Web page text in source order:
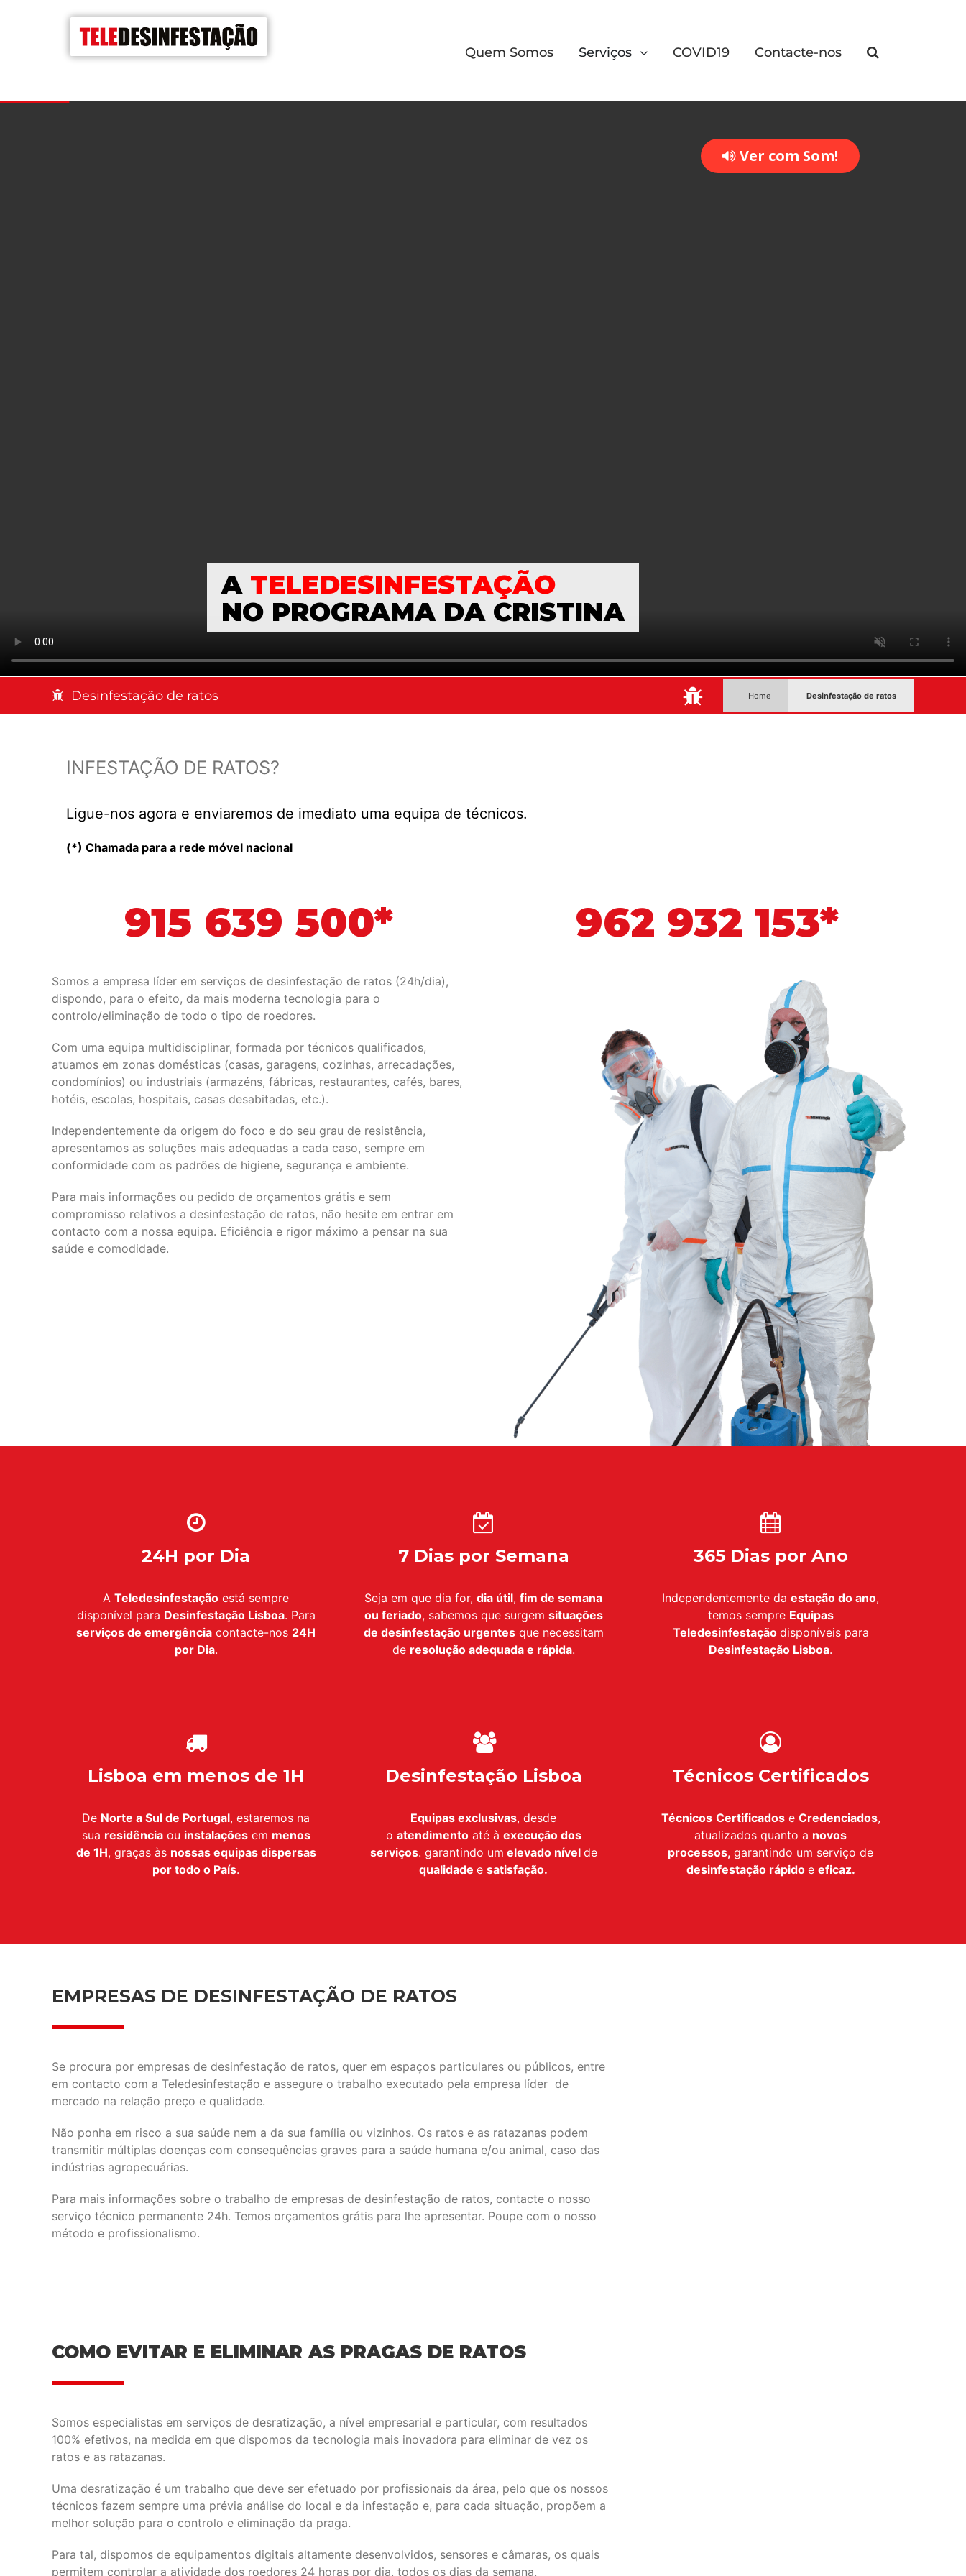
Quem Somos Serviços COVID19 Contacte-nos
A TELEDESINFESTAÇÃO
NO PROGRAMA DA CRISTINA
Ver com Som!
Desinfestação de ratos : Home Desinfestação de ratos
INFESTAÇÃO DE RATOS?
Ligue-nos agora e enviaremos de imediato uma equipa de técnicos.
(*) Chamada para a rede móvel nacional
915 639 500* 962 932 153*
Somos a empresa líder em serviços de desinfestação de ratos (24h/dia),
dispondo, para o efeito, da mais moderna tecnologia para o
controlo/eliminação de todo o tipo de roedores.
Com uma equipa multidisciplinar, formada por técnicos qualificados,
atuamos em zonas domésticas (casas, garagens, cozinhas, arrecadações,
condomínios) ou industriais (armazéns, fábricas, restaurantes, cafés, bares,
hotéis, escolas, hospitais, casas desabitadas, etc.).
Independentemente da origem do foco e do seu grau de resistência,
apresentamos as soluções mais adequadas a cada caso, sempre em
conformidade com os padrões de higiene, segurança e ambiente.
Para mais informações ou pedido de orçamentos grátis e sem
compromisso relativos a desinfestação de ratos, não hesite em entrar em
contacto com a nossa equipa. Eficiência e rigor máximo a pensar na sua
saúde e comodidade.
24H por Dia
A Teledesinfestação está sempre
disponível para Desinfestação Lisboa. Para
serviços de emergência contacte-nos 24H
por Dia.
7 Dias por Semana
Seja em que dia for, dia útil, fim de semana
ou feriado, sabemos que surgem situações
de desinfestação urgentesque necessitam
de resolução adequada e rápida.
365 Dias por Ano
Independentemente da estação do ano,
temos sempre Equipas
Teledesinfestação disponíveis para
Desinfestação Lisboa.
Lisboa em menos de 1H
De Norte a Sul de Portugal, estaremos na
sua residênciaou instalaçõesem menos
de 1H, graças às nossas equipas dispersas
por todo o País.
Desinfestação Lisboa
Equipas exclusivas, desde
o atendimentoaté à execução dos
serviços. garantindo um elevado nível de
qualidade e satisfação.
Técnicos Certificados
Técnicos Certificadose Credenciados,
atualizados quanto a novos
processos, garantindo um serviço de
desinfestaçãorápido e eficaz.
EMPRESAS DE DESINFESTAÇÃO DE RATOS
Se procura por empresas de desinfestação de ratos, quer em espaços particulares ou públicos, entre
em contacto com a Teledesinfestação e assegure o trabalho executado pela empresa líder de
mercado na relação preço e qualidade.
Não ponha em risco a sua saúde nem a da sua família ou vizinhos. Os ratos e as ratazanas podem
transmitir múltiplas doenças com consequências graves para a saúde humana e/ou animal, caso das
indústrias agropecuárias.
Para mais informações sobre o trabalho de empresas de desinfestação de ratos, contacte o nosso
serviço técnico permanente 24h. Temos orçamentos grátis para lhe apresentar. Poupe com o nosso
método e profissionalismo.
COMO EVITAR E ELIMINAR AS PRAGAS DE RATOS
Somos especialistas em serviços de desratização, a nível empresarial e particular, com resultados
100% efetivos, na medida em que dispomos da tecnologia mais inovadora para eliminar de vez os
ratos e as ratazanas.
Uma desratização é um trabalho que deve ser efetuado por profissionais da área, pelo que os nossos
técnicos fazem sempre uma prévia análise do local e da infestação e, para cada situação, propõem a
melhor solução para o controlo e eliminação da praga.
Para tal, dispomos de equipamentos digitais altamente desenvolvidos, sensores e câmaras, os quais
permitem controlar a atividade dos roedores 24 horas por dia, todos os dias da semana.